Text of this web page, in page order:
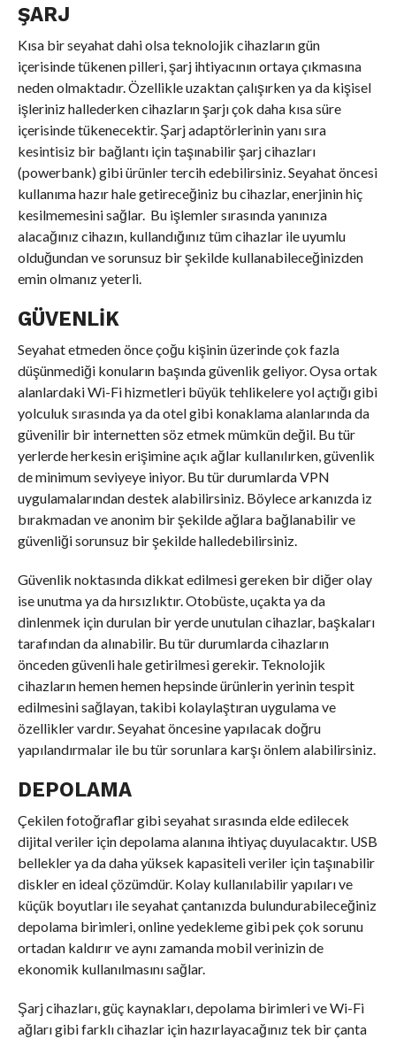
ŞARJ
Kısa bir seyahat dahi olsa teknolojik cihazların gün
içerisinde tükenen pilleri, şarj ihtiyacının ortaya çıkmasına
neden olmaktadır. Özellikle uzaktan çalışırken ya da kişisel
işleriniz hallederken cihazların şarjı çok daha kısa süre
içerisinde tükenecektir. Şarj adaptörlerinin yanı sıra
kesintisiz bir bağlantı için taşınabilir şarj cihazları
(powerbank) gibi ürünler tercih edebilirsiniz. Seyahat öncesi
kullanıma hazır hale getireceğiniz bu cihazlar, enerjinin hiç
kesilmemesini sağlar. Bu işlemler sırasında yanınıza
alacağınız cihazın, kullandığınız tüm cihazlar ile uyumlu
olduğundan ve sorunsuz bir şekilde kullanabileceğinizden
emin olmanız yeterli.
GÜVENLIK
Seyahat etmeden önce çoğu kişinin üzerinde çok fazla
düşünmediği konuların başında güvenlik geliyor. Oysa ortak
alanlardaki Wi-Fi hizmetleri büyük tehlikelere yol açtığı gibi
yolculuk sırasında ya da otel gibi konaklama alanlarında da
güvenilir bir internetten söz etmek mümkün değil. Bu tür
yerlerde herkesin erişimine açık ağlar kullanılırken, güvenlik
de minimum seviyeye iniyor. Bu tür durumlarda VPN
uygulamalarından destek alabilirsiniz. Böylece arkanızda iz
bırakmadan ve anonim bir şekilde ağlara bağlanabilir ve
güvenliği sorunsuz bir şekilde halledebilirsiniz.
Güvenlik noktasında dikkat edilmesi gereken bir diğer olay
ise unutma ya da hırsızlıktır. Otobüste, uçakta ya da
dinlenmek için durulan bir yerde unutulan cihazlar, başkaları
tarafından da alınabilir. Bu tür durumlarda cihazların
önceden güvenli hale getirilmesi gerekir. Teknolojik
cihazların hemen hemen hepsinde ürünlerin yerinin tespit
edilmesini sağlayan, takibi kolaylaştıran uygulama ve
özellikler vardır. Seyahat öncesine yapılacak doğru
yapılandırmalar ile bu tür sorunlara karşı önlem alabilirsiniz.
DEPOLAMA
Çekilen fotoğraflar gibi seyahat sırasında elde edilecek
dijital veriler için depolama alanına ihtiyaç duyulacaktır. USB
bellekler ya da daha yüksek kapasiteli veriler için taşınabilir
diskler en ideal çözümdür. Kolay kullanılabilir yapıları ve
küçük boyutları ile seyahat çantanızda bulundurabileceğiniz
depolama birimleri, online yedekleme gibi pek çok sorunu
ortadan kaldırır ve aynı zamanda mobil verinizin de
ekonomik kullanılmasını sağlar.
Şarj cihazları, güç kaynakları, depolama birimleri ve Wi-Fi
ağları gibi farklı cihazlar için hazırlayacağınız tek bir çanta